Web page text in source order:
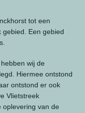
tot een
Een gebied
wij de
Hiermee ontstond
ontstond er ook
Vlietstreek
oplevering van de